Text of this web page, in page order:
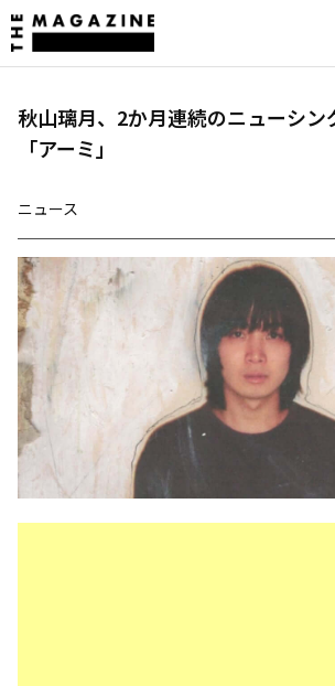
秋山璃月、2か月連続のニューシン
「アーミ」
ニュース